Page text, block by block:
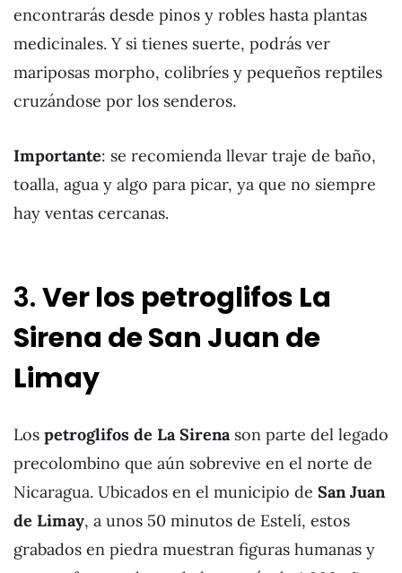
encontrarás desde pinos y robles hasta plantas
medicinales. Y si tienes suerte, podrás ver
mariposas morpho, colibríes y pequeños reptiles
cruzándose por los senderos.
Importante: se recomienda llevar traje de baño,
toalla, agua y algo para picar, ya que no siempre
hay ventas cercanas.
3.Ver los petroglifos La
Sirena de San Juan de
Limay
Los petroglifos de La Sirenason parte del legado
precolombino que aún sobrevive en el norte de
Nicaragua. Ubicados en el municipio de San Juan
de Limay, a unos 50 minutos de Estelí, estos
grabados en piedra muestran figuras humanas y